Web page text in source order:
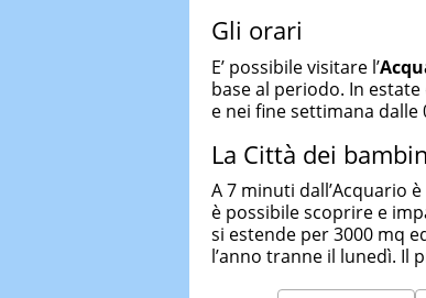
Gli orari
E’ possibile visitare l’
base al periodo. In estate
e nei fine settimana dalle
La Città dei
A 7 minuti dall’Acquario
è possibile scoprire e
si estende per 3000 mq
l’anno tranne il lunedì. Il